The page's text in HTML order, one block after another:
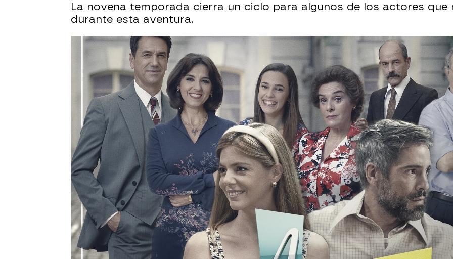
La novena temporada cierra un ciclo para algunos de los actores que
durante esta aventura.
antena3.com
Madrid
Publicado:11 de septiembre de 2021, 17:45
WhatsappFacebook
X
La novena temporada de'Amar es para siempre'ha llegado a